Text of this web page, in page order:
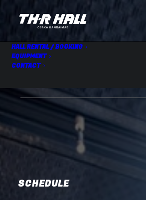
HALL RENTAL / BOOKING
EQUIPMENT
CONTACT
SCHEDULE